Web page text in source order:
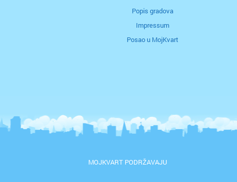
Popis gradova
Impressum
Posao u MojKvart
MOJKVART PODRŽAVAJU